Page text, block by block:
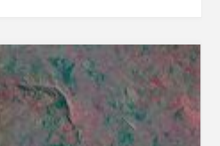
prendersi
cura
della